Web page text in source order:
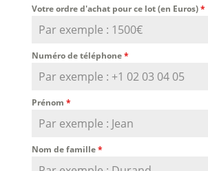
Votre ordre d'achat pour ce lot (en Euros)*
Numéro de téléphone*
Prénom *
Nom de famille*